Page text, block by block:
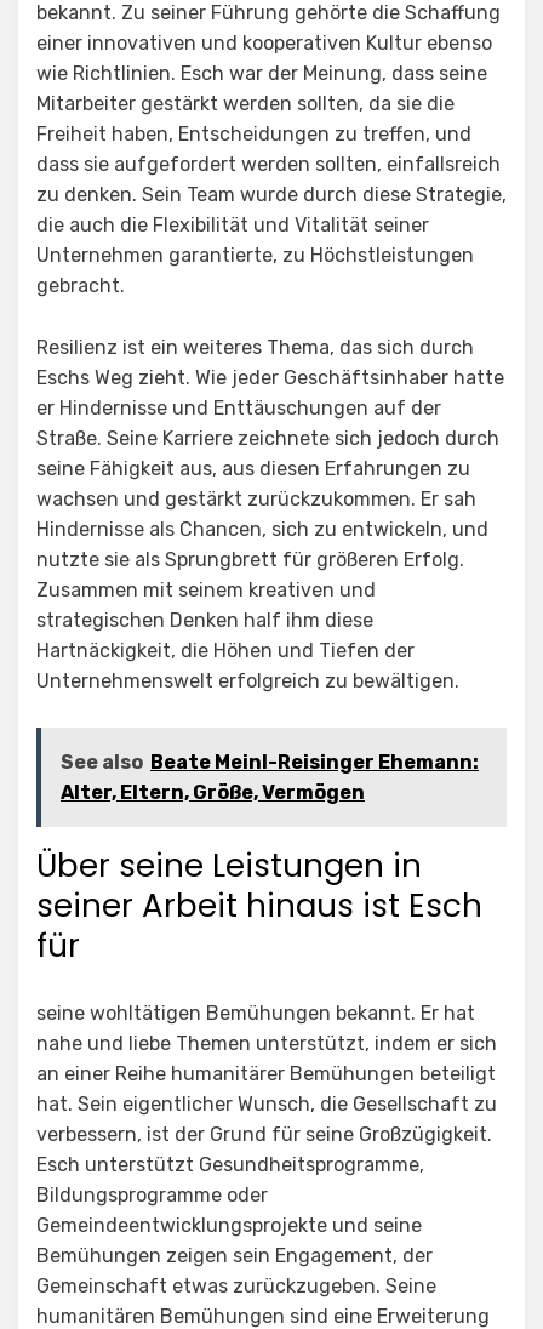
bekannt. Zu seiner Führung gehörte die Schaffung
einer innovativen und kooperativen Kultur ebenso
wie Richtlinien. Esch war der Meinung, dass seine
Mitarbeiter gestärkt werden sollten, da sie die
Freiheit haben, Entscheidungen zu treffen, und
dass sie aufgefordert werden sollten, einfallsreich
zu denken. Sein Team wurde durch diese Strategie,
die auch die Flexibilität und Vitalität seiner
Unternehmen garantierte, zu Höchstleistungen
gebracht.
Resilienz ist ein weiteres Thema, das sich durch
Eschs Weg zieht. Wie jeder Geschäftsinhaber hatte
er Hindernisse und Enttäuschungen auf der
Straße. Seine Karriere zeichnete sich jedoch durch
seine Fähigkeit aus, aus diesen Erfahrungen zu
wachsen und gestärkt zurückzukommen. Er sah
Hindernisse als Chancen, sich zu entwickeln, und
nutzte sie als Sprungbrett für größeren Erfolg.
Zusammen mit seinem kreativen und
strategischen Denken half ihm diese
Hartnäckigkeit, die Höhen und Tiefen der
Unternehmenswelt erfolgreich zu bewältigen.
See also Beate Meinl-Reisinger Ehemann:
Alter, Eltern, Größe, Vermögen
Über seine Leistungen in
seiner Arbeit hinaus ist Esch
für
seine wohltätigen Bemühungen bekannt. Er hat
nahe und liebe Themen unterstützt, indem er sich
an einer Reihe humanitärer Bemühungen beteiligt
hat. Sein eigentlicher Wunsch, die Gesellschaft zu
verbessern, ist der Grund für seine Großzügigkeit.
Esch unterstützt Gesundheitsprogramme,
Bildungsprogramme oder
Gemeindeentwicklungsprojekte und seine
Bemühungen zeigen sein Engagement, der
Gemeinschaft etwas zurückzugeben. Seine
humanitären Bemühungen sind eine Erweiterung